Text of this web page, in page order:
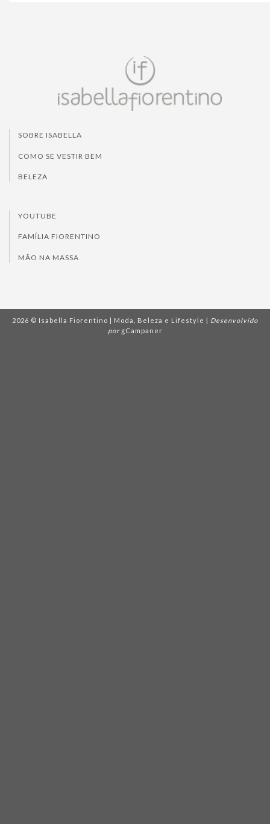
SOBRE ISABELLA
COMO SE VESTIR BEM
BELEZA
YOUTUBE
FAMÍLIA FIORENTINO
MÃO NA MASSA
2026 © Isabella Fiorentino | Moda, Beleza e Lifestyle | Desenvolvido
por gCampaner